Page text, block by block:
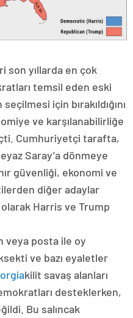
son yıllarda en çok
temsil eden eski
için bırakıldığını
ve karşılanabilirliğe
Cumhuriyetçi tarafta,
Saray’a dönmeye
güvenliği, ekonomi ve
diğer adaylar
olarak Harris ve Trump
veya posta ile oy
ve bazı eyaletler
kilit savaş alanları
desteklerken,
Bu salıncak